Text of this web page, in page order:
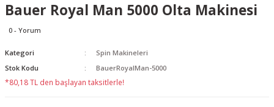
Bauer Royal Man 5000 Olta Makinesi
0 - Yorum
Kategori
Spin Makineleri
Stok Kodu
BauerRoyalMan-5000
*80,18 TL den başlayan taksitlerle!